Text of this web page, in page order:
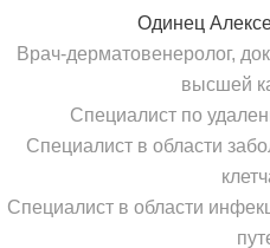
Одинец
Врач-дерматовенеролог,
высшей
Специалист по
Специалист в области
Специалист в области